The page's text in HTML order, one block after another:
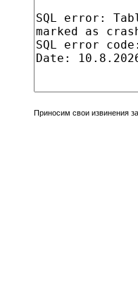
Приносим свои извинения